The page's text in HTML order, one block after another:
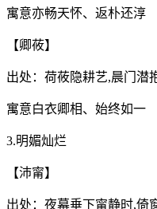
寓意亦畅天怀、返朴还淳
【卿莜】
出处：荷莜隐耕艺,晨门潜
寓意白衣卿相、始终如一
3.明媚灿烂
【沛甯】
出处：夜幕垂下甯静时,倚